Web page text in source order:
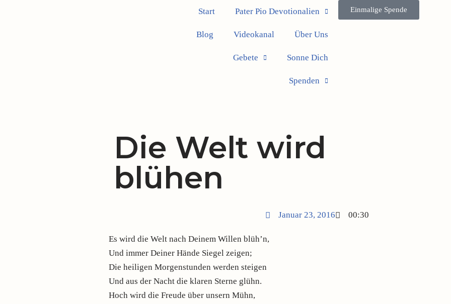
Start Pater Pio Devotionalien
Blog Videokanal Über Uns
Gebete Sonne Dich
Spenden
Einmalige Spende
Die Welt wird
blühen
Januar 23, 2016 00:30
Es wird die Welt nach Deinem Willen blüh’n,
Und immer Deiner Hände Siegel zeigen;
Die heiligen Morgenstunden werden steigen
Und aus der Nacht die klaren Sterne glühn.
Hoch wird die Freude über unsern Mühn,